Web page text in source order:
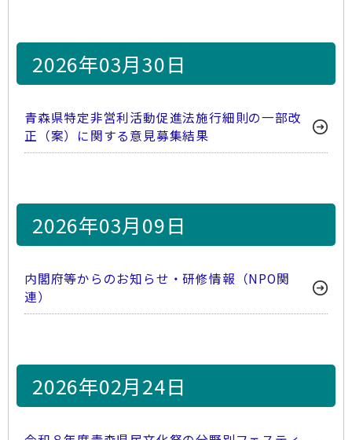
2026年03月30日
青森県特定非営利活動促進法施行細則の一部改
正（案）に関する意見募集結果
2026年03月09日
内閣府等からのお知らせ・研修情報（NPO関
連）
2026年02月24日